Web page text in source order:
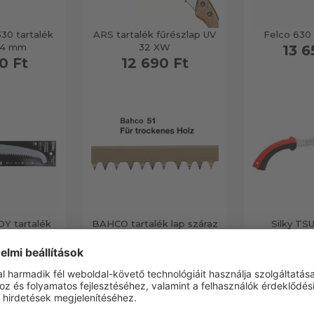
tartalék
mm
Ft
ARS tartalék fűrészlap UV
32 XW
12 690 Ft
Felco
13
tartalék
Ft
BAHCO tartalék lap száraz
Silky
termék